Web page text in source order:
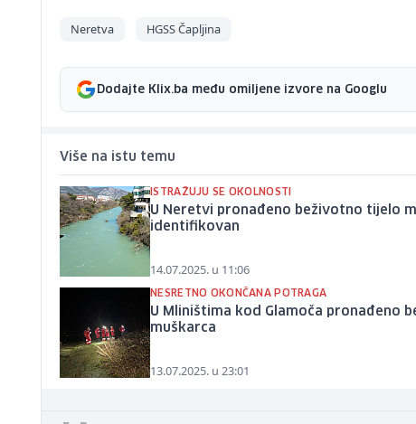
Neretva HGSS Čapljina
Dodajte Klix.ba među omiljene izvore na Googlu
Više na istu temu
ISTRAŽUJU SE OKOLNOSTI
U Neretvi pronađeno beživotno tijelo
identifikovan
14.07.2025. u 11:06
NESRETNO OKONČANA POTRAGA
U Mliništima kod Glamoča pronađeno
muškarca
13.07.2025. u 23:01